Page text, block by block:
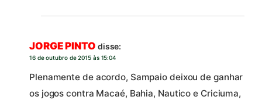
JORGE PINTO disse:
16 de outubro de 2015 às 15:04
Plenamente de acordo, Sampaio deixou de ganhar
os jogos contra Macaé, Bahia, Nautico e Criciuma,